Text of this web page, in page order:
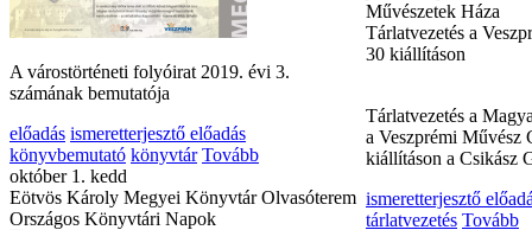
A várostörténeti folyóirat 2019. évi 3.
számának bemutatója
előadás ismeretterjesztő előadás
könyvbemutató könyvtár Tovább
október 1. kedd
Eötvös Károly Megyei Könyvtár Olvasóterem
Országos Könyvtári Napok
Fórum
előadás könyvtár
jan. 22. - jan. 22.
Művészetek Háza
30 kiállításon